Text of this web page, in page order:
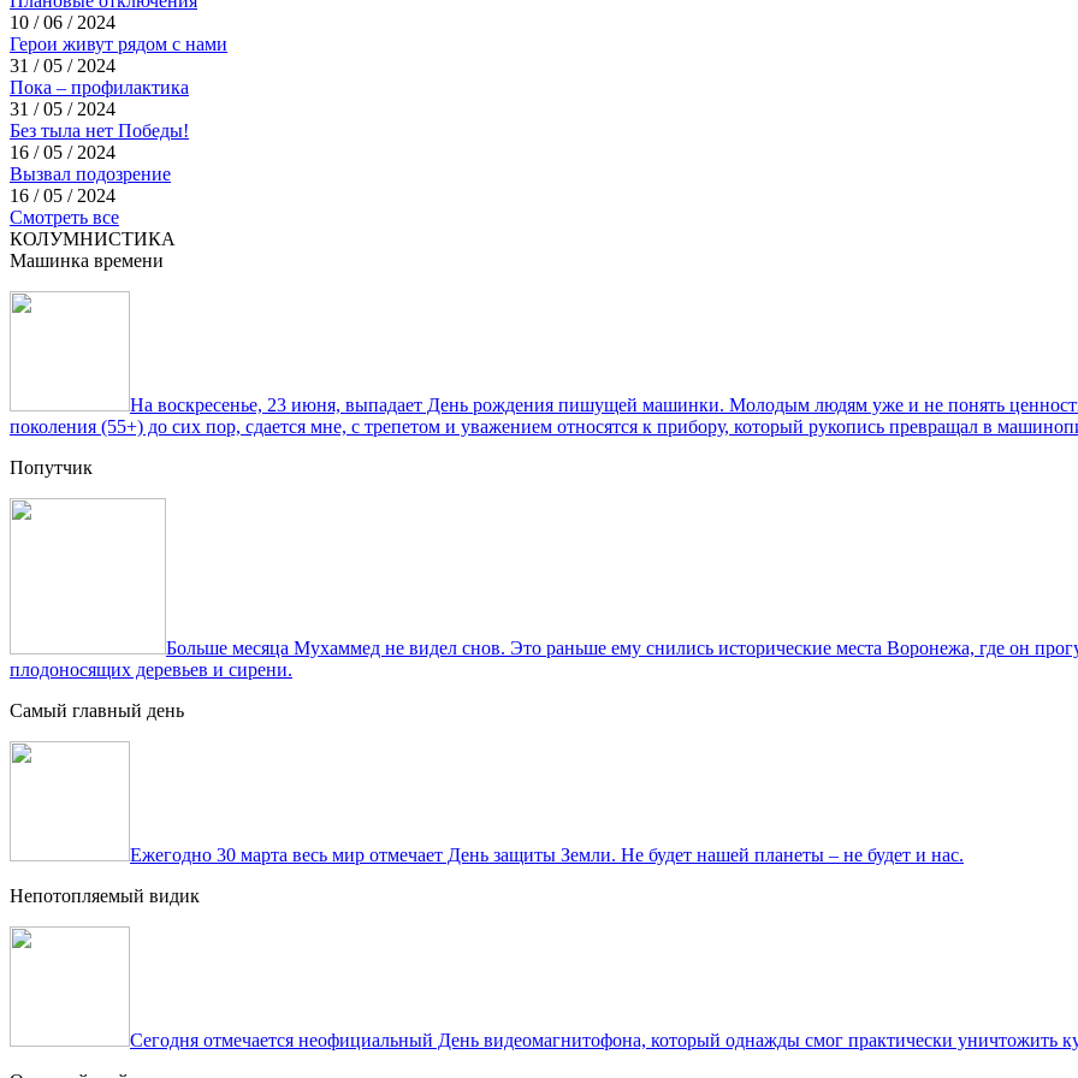
10 / 06 / 2024
Герои живут рядом с нами
31 / 05 / 2024
Пока – профилактика
31 / 05 / 2024
Без тыла нет Победы!
16 / 05 / 2024
Вызвал подозрение
16 / 05 / 2024
Смотреть все
КОЛУМНИСТИКА
Машинка времени
На воскресенье, 23 июня, выпадает День рождения пишущей машинки. Молодым людям уже и не понять
поколения (55+) до сих пор, сдается мне, с трепетом и уважением относятся к прибору, который рукопись превращал в
Попутчик
Больше месяца Мухаммед не видел снов. Это раньше ему снились исторические места Воронежа, где он
плодоносящих деревьев и сирени.
Самый главный день
Ежегодно 30 марта весь мир отмечает День защиты Земли. Не будет нашей планеты – не будет и нас.
Непотопляемый видик
Сегодня отмечается неофициальный День видеомагнитофона, который однажды смог практически уничтожить